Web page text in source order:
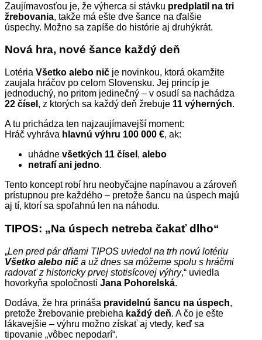
Zaujímavosťou je, že výherca si stávku predplatil na tri
žrebovania, takže má ešte dve šance na ďalšie
úspechy. Možno sa zapíše do histórie aj druhýkrát.
Nová hra, nové šance každý deň
Lotéria Všetko alebo nič je novinkou, ktorá okamžite
zaujala hráčov po celom Slovensku. Jej princíp je
jednoduchý, no pritom jedinečný – v osudí sa nachádza
22 čísel , z ktorých sa každý deň žrebuje 11 výherných.
A tu prichádza ten najzaujímavejší moment:
Hráč vyhráva hlavnú výhru 100 000 €, ak:
uhádne všetkých 11 čísel , alebo
netrafí ani jedno.
Tento koncept robí hru neobyčajne napínavou a zároveň
prístupnou pre každého – pretože šancu na úspech majú
aj tí, ktorí sa spoľahnú len na náhodu.
TIPOS: „Na úspech netreba čakať dlho“
„Len pred pár dňami TIPOS uviedol na trh novú lotériu
Všetko alebo nič a už dnes sa môžeme spolu s hráčmi
radovať z historicky prvej stotisícovej výhry,“ uviedla
hovorkyňa spoločnosti Jana Pohorelská.
Dodáva, že hra prináša pravidelnú šancu na úspech,
pretože žrebovanie prebieha každý deň. A čo je ešte
lákavejšie – výhru možno získať aj vtedy, keď sa
tipovanie „vôbec nepodarí“.